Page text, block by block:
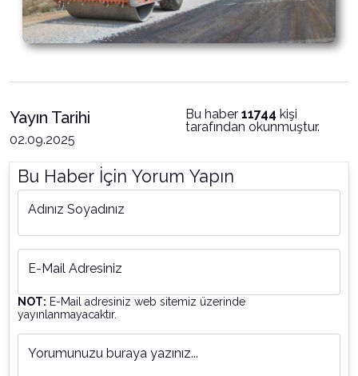
Yayın Tarihi
02.09.2025
Bu haber 11744 kişi
tarafından okunmuştur.
Bu Haber İçin Yorum Yapın
Adınız Soyadınız
E-Mail Adresiniz
NOT: E-Mail adresiniz web sitemiz üzerinde
yayınlanmayacaktır.
Yorumunuzu buraya yazınız...